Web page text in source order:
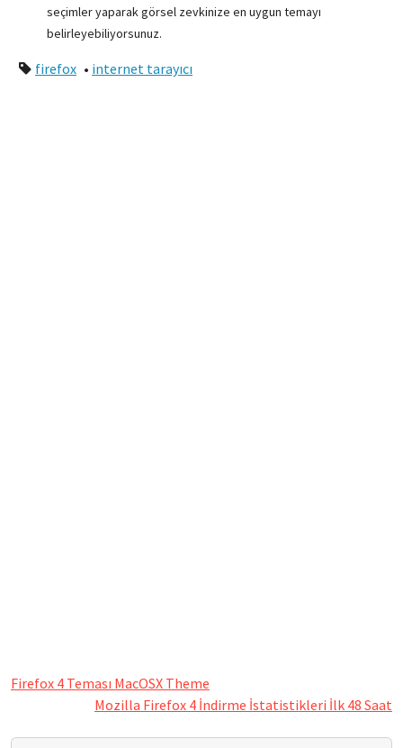
seçimler yaparak görsel zevkinize en uygun temayı
belirleyebiliyorsunuz.
firefox • internet tarayıcı
Firefox 4 Teması MacOSX Theme
Mozilla Firefox 4 İndirme İstatistikleri İlk 48 Saat